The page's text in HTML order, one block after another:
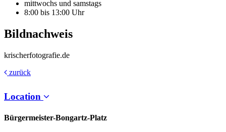
mittwochs und samstags
8:00 bis 13:00 Uhr
Bildnachweis
krischerfotografie.de
zurück
Location
Bürgermeister-Bongartz-Platz